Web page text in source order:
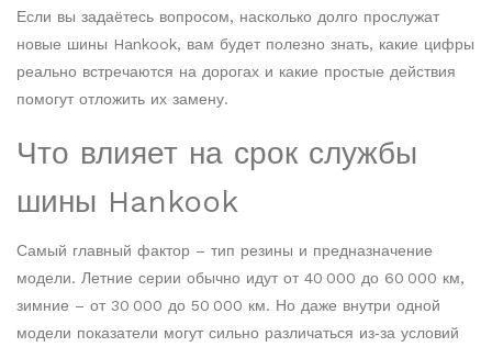
Если вы задаётесь вопросом, насколько долго прослужат
новые шины Hankook, вам будет полезно знать, какие цифры
реально встречаются на дорогах и какие простые действия
помогут отложить их замену.
Что влияет на срок службы
шины Hankook
Самый главный фактор – тип резины и предназначение
модели. Летние серии обычно идут от 40 000 до 60 000 км,
зимние – от 30 000 до 50 000 км. Но даже внутри одной
модели показатели могут сильно различаться из‑за условий